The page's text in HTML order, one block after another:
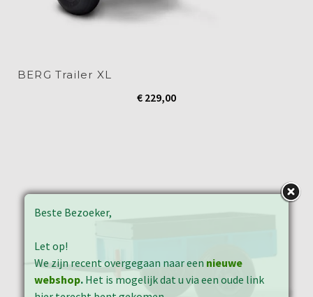
BERG Trailer XL
€ 229,00
Beste Bezoeker,
Let op!
We zijn recent overgegaan naar een nieuwe
webshop. Het is mogelijk dat u via een oude link